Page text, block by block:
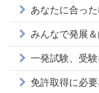
あなたに合っ
みんなで発展
一発試験、受
免許取得に必